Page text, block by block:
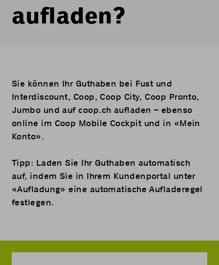
aufladen?
Sie können Ihr Guthaben bei Fust und
Interdiscount, Coop, Coop City, Coop Pronto,
Jumbo und auf coop.ch aufladen – ebenso
online im Coop Mobile Cockpitund in «Mein
Konto».
Tipp: Laden Sie Ihr Guthaben automatisch
auf, indem Sie in Ihrem Kundenportal unter
«Aufladung» eine automatische Aufladeregel
festlegen.